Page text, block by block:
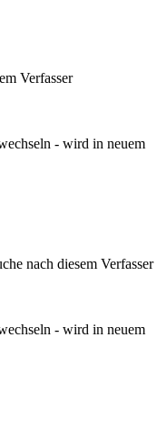
Verfasser
- wird in neuem
nach diesem Verfasser
- wird in neuem